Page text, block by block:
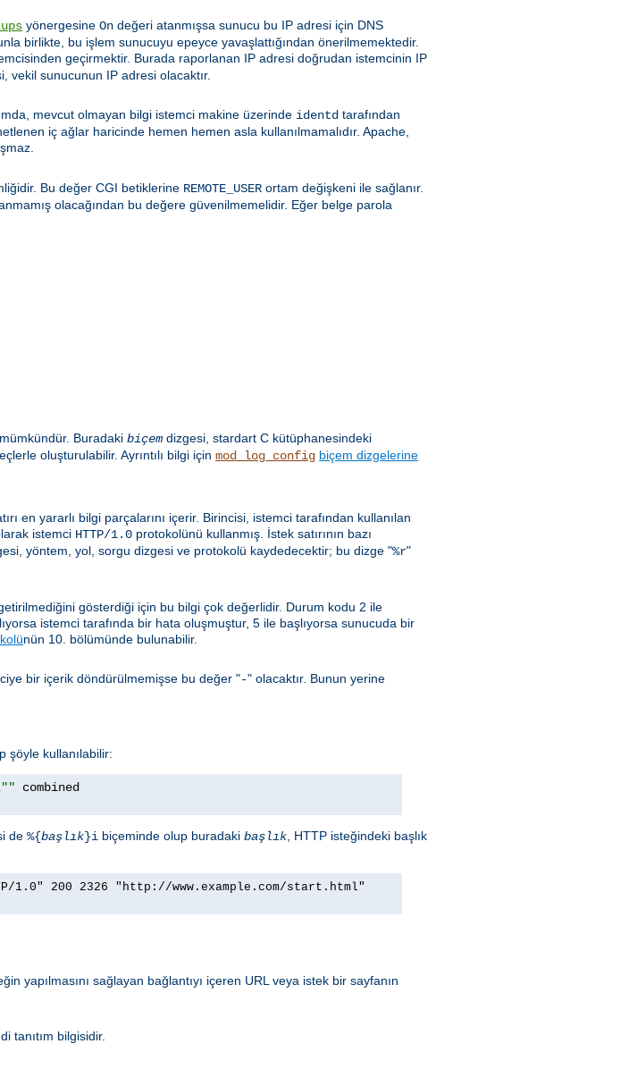
yönergesine On değeri atanmışsa sunucu bu IP adresi için DNS
birlikte, bu işlem sunucuyu epeyce yavaşlattığından önerilmemektedir.
geçirmektir. Burada raporlanan IP adresi doğrudan istemcinin IP
vekil sunucunun IP adresi olacaktır.
mevcut olmayan bilgi istemci makine üzerinde identd tarafından
iç ağlar haricinde hemen hemen asla kullanılmamalıdır. Apache,
Bu değer CGI betiklerine REMOTE_USER ortam değişkeni ile sağlanır.
olacağından bu değere güvenilmemelidir. Eğer belge parola
Buradaki biçem dizgesi, stardart C kütüphanesindeki
oluşturulabilir. Ayrıntılı bilgi için mod_log_config biçem dizgelerine
en yararlı bilgi parçalarını içerir. Birincisi, istemci tarafından kullanılan
istemci HTTP/1.0 protokolünü kullanmış. İstek satırının bazı
yöntem, yol, sorgu dizgesi ve protokolü kaydedecektir; bu dizge "%r"
gösterdiği için bu bilgi çok değerlidir. Durum kodu 2 ile
istemci tarafında bir hata oluşmuştur, 5 ile başlıyorsa sunucuda bir
nün 10. bölümünde bulunabilir.
bir içerik döndürülmemişse bu değer "-" olacaktır. Bunun yerine
şöyle kullanılabilir:
de %{başlık}i biçeminde olup buradaki başlık , HTTP isteğindeki başlık
1.0" 200 2326 "http://www.example.com/start.html"
yapılmasını sağlayan bağlantıyı içeren URL veya istek bir sayfanın
tanıtım bilgisidir.